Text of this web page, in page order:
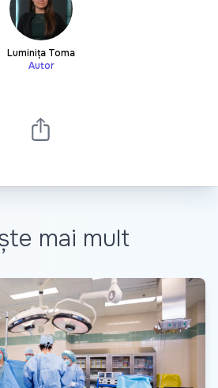
Luminița Toma
Autor
mai mult